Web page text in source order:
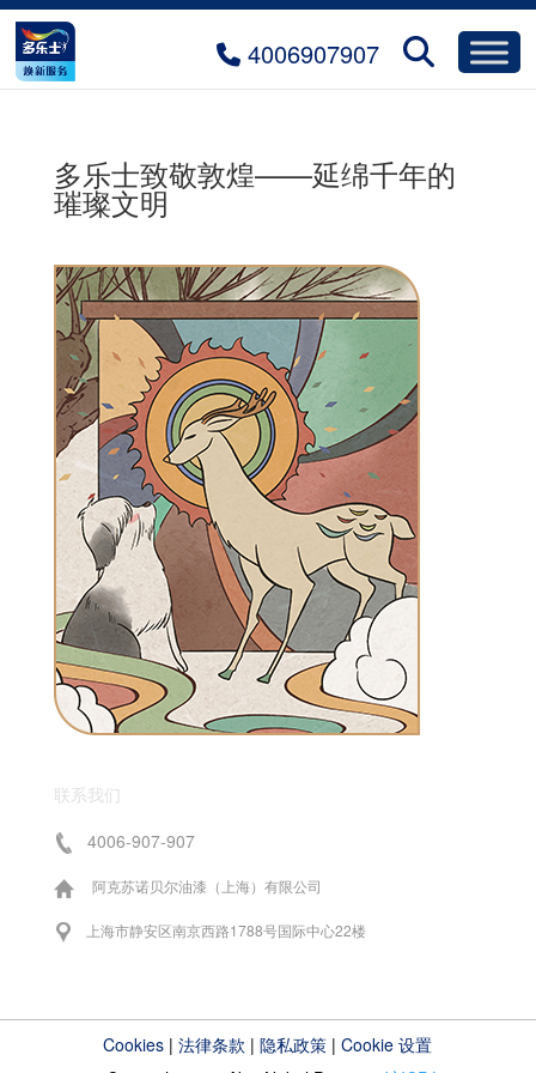
4006907907
多乐士致敬敦煌——延绵千年的
璀璨文明
联系我们
4006-907-907
阿克苏诺贝尔油漆（上海）有限公司
上海市静安区南京西路1788号国际中心22楼
Cookies |法律条款 |隐私政策 |Cookie 设置